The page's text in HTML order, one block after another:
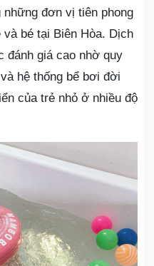
những đơn vị tiên phong
bé tại Biên Hòa. Dịch
đánh giá cao nhờ quy
hệ thống bể bơi đời
của trẻ nhỏ ở nhiều độ